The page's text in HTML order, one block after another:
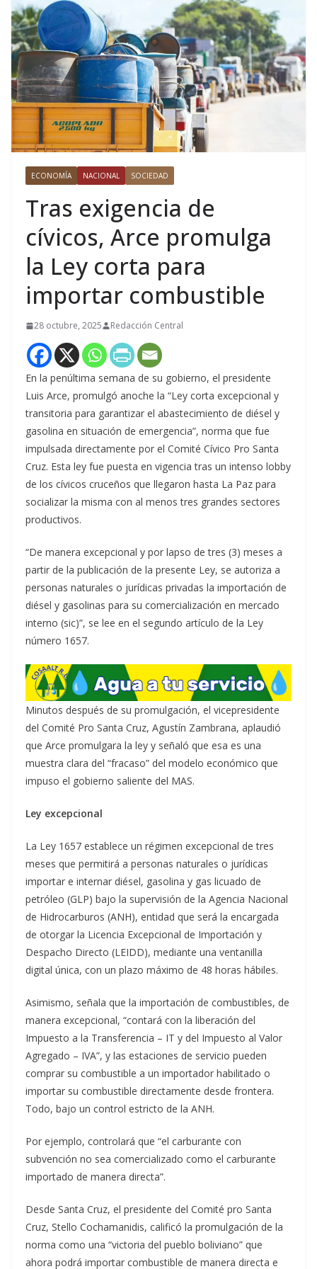
ECONOMÍA NACIONAL SOCIEDAD
Tras exigencia de
cívicos, Arce promulga
la Ley corta para
importar combustible
28 octubre, 2025 Redacción Central
En la penúltima semana de su gobierno, el presidente
Luis Arce, promulgó anoche la “Ley corta excepcional y
transitoria para garantizar el abastecimiento de diésel y
gasolina en situación de emergencia”, norma que fue
impulsada directamente por el Comité Cívico Pro Santa
Cruz. Esta ley fue puesta en vigencia tras un intenso lobby
de los cívicos cruceños que llegaron hasta La Paz para
socializar la misma con al menos tres grandes sectores
productivos.
“De manera excepcional y por lapso de tres (3) meses a
partir de la publicación de la presente Ley, se autoriza a
personas naturales o jurídicas privadas la importación de
diésel y gasolinas para su comercialización en mercado
interno (sic)”, se lee en el segundo artículo de la Ley
número 1657.
Minutos después de su promulgación, el vicepresidente
del Comité Pro Santa Cruz, Agustín Zambrana, aplaudió
que Arce promulgara la ley y señaló que esa es una
muestra clara del “fracaso” del modelo económico que
impuso el gobierno saliente del MAS.
Ley excepcional
La Ley 1657 establece un régimen excepcional de tres
meses que permitirá a personas naturales o jurídicas
importar e internar diésel, gasolina y gas licuado de
petróleo (GLP) bajo la supervisión de la Agencia Nacional
de Hidrocarburos (ANH), entidad que será la encargada
de otorgar la Licencia Excepcional de Importación y
Despacho Directo (LEIDD), mediante una ventanilla
digital única, con un plazo máximo de 48 horas hábiles.
Asimismo, señala que la importación de combustibles, de
manera excepcional, “contará con la liberación del
Impuesto a la Transferencia – IT y del Impuesto al Valor
Agregado – IVA”, y las estaciones de servicio pueden
comprar su combustible a un importador habilitado o
importar su combustible directamente desde frontera.
Todo, bajo un control estricto de la ANH.
Por ejemplo, controlará que “el carburante con
subvención no sea comercializado como el carburante
importado de manera directa”.
Desde Santa Cruz, el presidente del Comité pro Santa
Cruz, Stello Cochamanidis, calificó la promulgación de la
norma como una “victoria del pueblo boliviano” que
ahora podrá importar combustible de manera directa e